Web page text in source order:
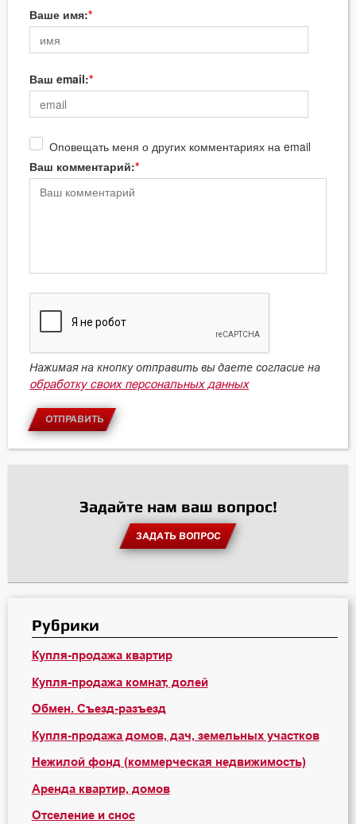
Ваше имя:
Ваш email:
Оповещать меня о других комментариях на email
Ваш комментарий:
Нажимая на кнопку отправить вы даете согласие на
обработку своих персональных данных
ОТПРАВИТЬ
Задайте нам ваш вопрос!
ЗАДАТЬ ВОПРОС
Рубрики
Купля-продажа квартир
Купля-продажа комнат, долей
Обмен. Съезд-разъезд
Купля-продажа домов, дач, земельных участков
Нежилой фонд (коммерческая недвижимость)
Аренда квартир, домов
Отселение и снос